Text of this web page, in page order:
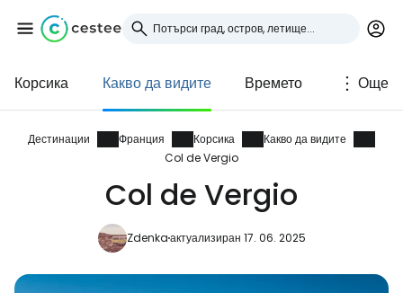
Корсика Какво да видите Времето Още
Дестинации Франция Корсика
Какво да видите
Col de Vergio
Col de Vergio
Zdenkaактуализиран 17. 06. 2025
Влезте в Cestee
... световната общност на туристите
Продължете с Google
Продължете с Facebook